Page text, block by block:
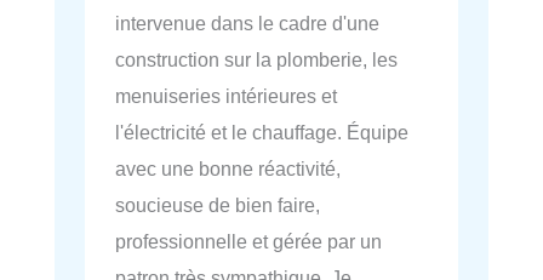
intervenue dans le cadre d'une
construction sur la plomberie, les
menuiseries intérieures et
l'électricité et le chauffage. Équipe
avec une bonne réactivité,
soucieuse de bien faire,
professionnelle et gérée par un